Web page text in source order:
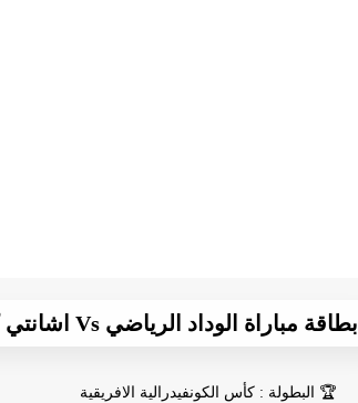
بطاقة مباراة الوداد الرياضي Vs اشانتي كوتوكو
🏆 البطولة : كأس الكونفيدرالية الافريقية